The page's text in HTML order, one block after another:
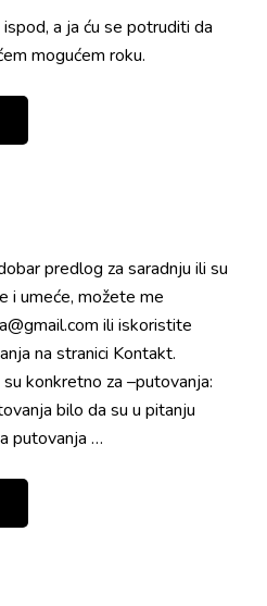
a ja ću se potruditi da
mogućem roku.
predlog za saradnju ili su
i umeće, možete me
ili iskoristite
na stranici Kontakt.
konkretno za –putovanja:
bilo da su u pitanju
putovanja …